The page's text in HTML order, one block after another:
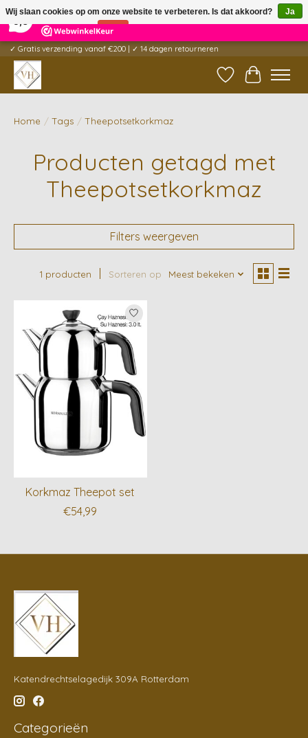
5 Reviews ×
✓ Gratis verzending vanaf €200 | ✓ 14 dagen retourneren
Verlanglijst
Home / Tags / Theepotsetkorkmaz
Producten getagd met
Theepotsetkorkmaz
Filters weergeven
1 producten Sorteren op Meest bekeken
Korkmaz Theepot set
€54,99
Katendrechtselagedijk 309A Rotterdam
Categorieën
Wij slaan cookies op om onze website te verbeteren. Is dat akkoord?
Ja
Nee